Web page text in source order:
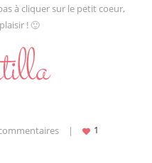
à cliquer sur le petit coeur,
! 🙂
|